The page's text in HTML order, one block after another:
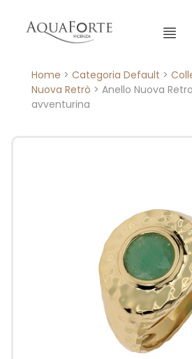
Menù
Home > Categoria Default >
Nuova Retrò > Anello Nuova
avventurina